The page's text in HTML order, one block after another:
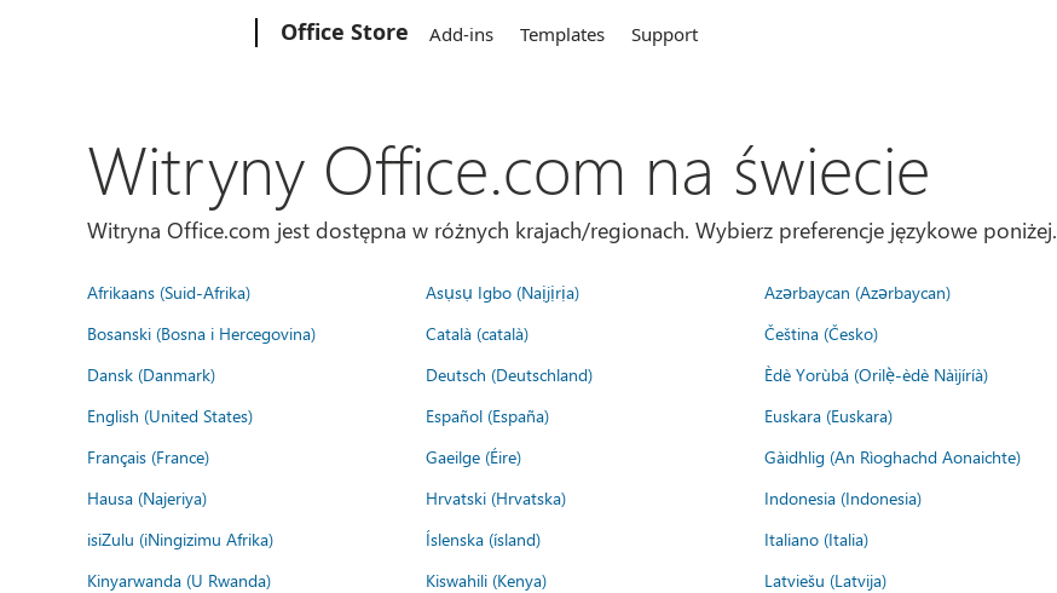
Office Store Add-ins Templates Support
Witryny Office.com na świecie
Witryna Office.com jest dostępna w różnych krajach/regionach. Wybierz preferencje językowe poniżej.
Afrikaans (Suid-Afrika) Asụsụ Igbo (Naịjịrịa) Azərbaycan (Azərbaycan)
Bosanski (Bosna i Hercegovina)
Català (català) Čeština (Česko)
Dansk (Danmark)
Deutsch (Deutschland) Èdè Yorùbá (Orilẹ̀-èdè Nàìjíríà)
English (United States)
Español (España) Euskara (Euskara)
Français (France)
Gaeilge (Éire) Gàidhlig (An Rìoghachd Aonaichte)
Hausa (Najeriya)
Hrvatski (Hrvatska) Indonesia (Indonesia)
isiZulu (iNingizimu Afrika)
Íslenska (ísland) Italiano (Italia)
Kinyarwanda (U Rwanda)
Kiswahili (Kenya) Latviešu (Latvija)